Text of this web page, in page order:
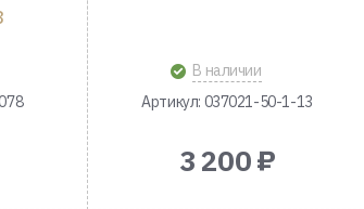
В наличии
Артикул: 037021-50-1-13
3 200 ₽